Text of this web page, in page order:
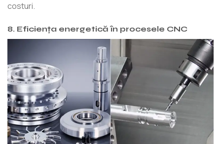
costuri.
8. Eficiența energetică în procesele CNC